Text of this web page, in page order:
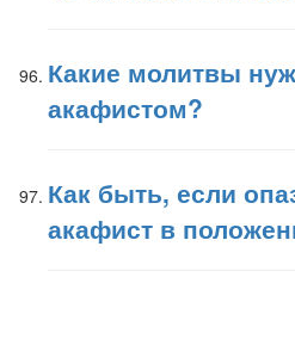
Какие молитвы
акафистом?
Как быть, если
акафист в